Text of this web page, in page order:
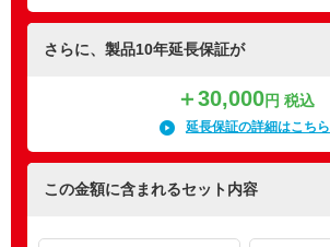
さらに、製品10年延長保証が
＋30,000円 税込
延長保証の詳細はこちら
この金額に含まれるセット内容